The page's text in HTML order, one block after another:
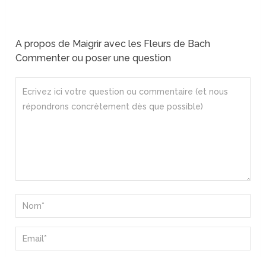
A propos de Maigrir avec les Fleurs de Bach
Commenter ou poser une question